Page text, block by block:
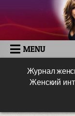
MENU
Журнал
Женский